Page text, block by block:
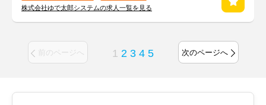
株式会社ゆで太郎システムの求人一覧を見る
前のページへ 1 2 3 4 5 次のページへ